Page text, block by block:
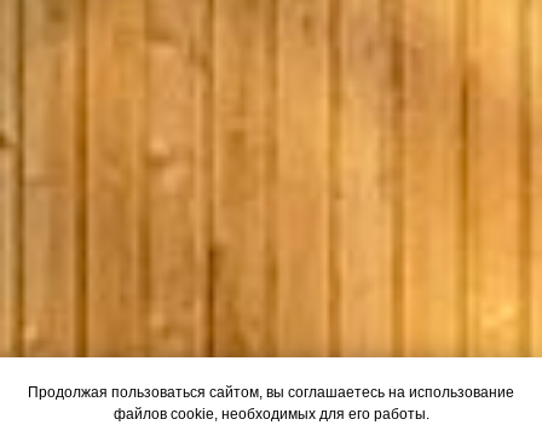
Продолжая пользоваться сайтом, вы соглашаетесь на использование
файлов cookie, необходимых для его работы.